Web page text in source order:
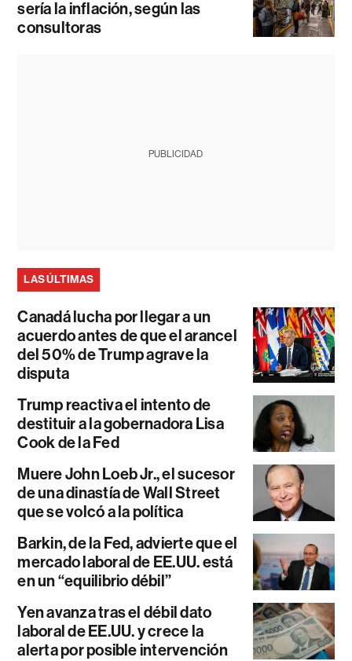
sería la inflación, según las
consultoras
PUBLICIDAD
LAS ÚLTIMAS
Canadá lucha por llegar a un
acuerdo antes de que el arancel
del 50% de Trump agrave la
disputa
Trump reactiva el intento de
destituir a la gobernadora Lisa
Cook de la Fed
Muere John Loeb Jr., el sucesor
de una dinastía de Wall Street
que se volcó a la política
Barkin, de la Fed, advierte que el
mercado laboral de EE.UU. está
en un “equilibrio débil”
Yen avanza tras el débil dato
laboral de EE.UU. y crece la
alerta por posible intervención